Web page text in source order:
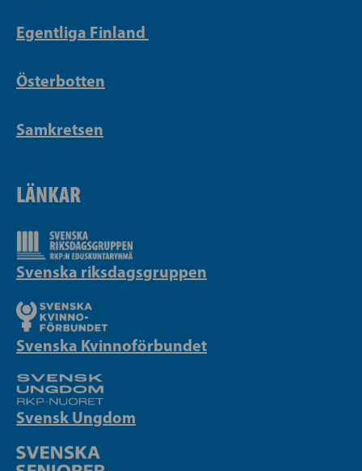
Egentliga Finland
Österbotten
Samkretsen
LÄNKAR
Svenska riksdagsgruppen
Svenska Kvinnoförbundet
Svensk Ungdom